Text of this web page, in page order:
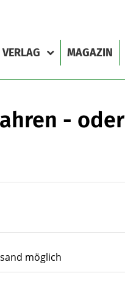
VERLAG MAGAZIN
- oder
möglich